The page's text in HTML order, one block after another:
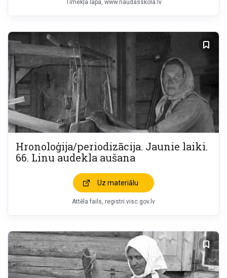
Tīmekļa lapa www.naudasskola.lv
Hronoloģija/periodizācija. Jaunie laiki.
66. Linu audekla aušana
Uz materiālu
Attēla fails registri.visc.gov.lv